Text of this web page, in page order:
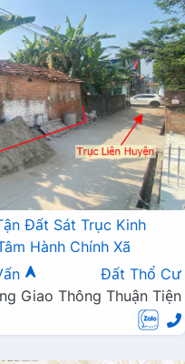
Đất Sát Trục Kinh
Hành Chính Xã
Đất Thổ Cư
Giao Thông Thuận Tiện